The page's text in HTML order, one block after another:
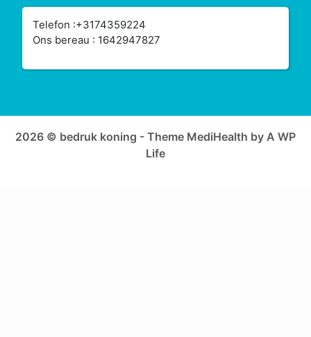
Telefon :+3174359224
Ons bereau : 1642947827
2026 © bedruk koning - Theme MediHealth by A WP
Life